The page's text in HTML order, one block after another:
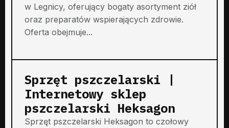
w Legnicy, oferujący bogaty asortyment ziół
oraz preparatów wspierających zdrowie.
Oferta obejmuje...
Sprzęt pszczelarski |
Internetowy sklep
pszczelarski Heksagon
Sprzęt pszczelarski Heksagon to czołowy